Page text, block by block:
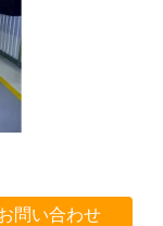
問い合わせ